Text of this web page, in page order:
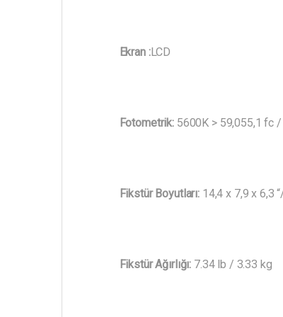
Ekran :LCD
Fotometrik:5600K > 59,055,1 fc /
Fikstür Boyutları:14,4 x 7,9 x 6,3
Fikstür Ağırlığı: 7.34 lb / 3.33 kg